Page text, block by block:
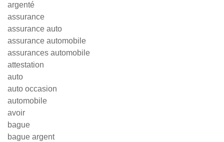
argenté
assurance
assurance auto
assurance automobile
assurances automobile
attestation
auto
auto occasion
automobile
avoir
bague
bague argent